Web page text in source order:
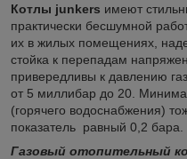
Котлы junkers имеют
практически бесшумной
их в жилых помещениях,
стойка к перепадам
привередливы к давлению
от 5 миллибар до 20.
(горячего водоснабжения)
показатель равный 0,2 бара.
Газовый отопительный